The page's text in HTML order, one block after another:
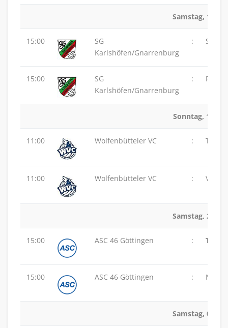
Samstag,
15:00
SG
Karlshöfen/Gnarrenburg
: SVG
15:00
SG
Karlshöfen/Gnarrenburg
: PSV
Sonntag,
11:00 Wolfenbütteler VC : TuS
11:00 Wolfenbütteler VC : VSG
Samstag,
15:00 ASC 46 Göttingen : TSV
15:00 ASC 46 Göttingen : MTV
Samstag,